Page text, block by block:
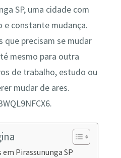
SP, uma cidade com
e constante mudança.
que precisam se mudar
mesmo para outra
de trabalho, estudo ou
mudar de ares.
Pirassununga SP